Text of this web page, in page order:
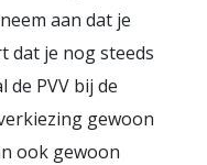
aan dat je
dat je nog steeds
de PVV bij de
gewoon
ook gewoon